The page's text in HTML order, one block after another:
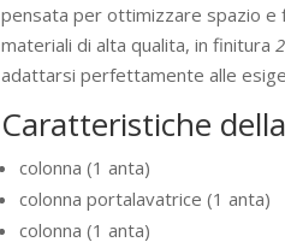
pensata per ottimizzare spazio e
materiali di alta qualita, in finitura
adattarsi perfettamente alle
Caratteristiche
colonna (1 anta)
colonna portalavatrice (1 anta)
colonna (1 anta)